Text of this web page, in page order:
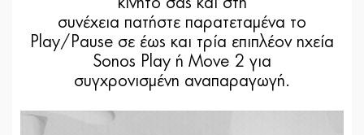
κινητό σας και στη
συνέχεια πατήστε παρατεταμένα το
Play/Pause σε έως και τρία επιπλέον ηχεία
Sonos Play ή Move 2 για
συγχρονισμένη αναπαραγωγή.